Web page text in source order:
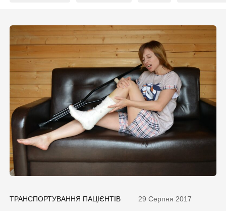
ТРАНСПОРТУВАННЯ ПАЦІЄНТІВ 29 Серпня 2017